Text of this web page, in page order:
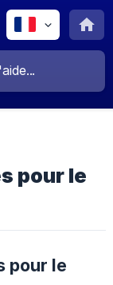
pour le
pour le